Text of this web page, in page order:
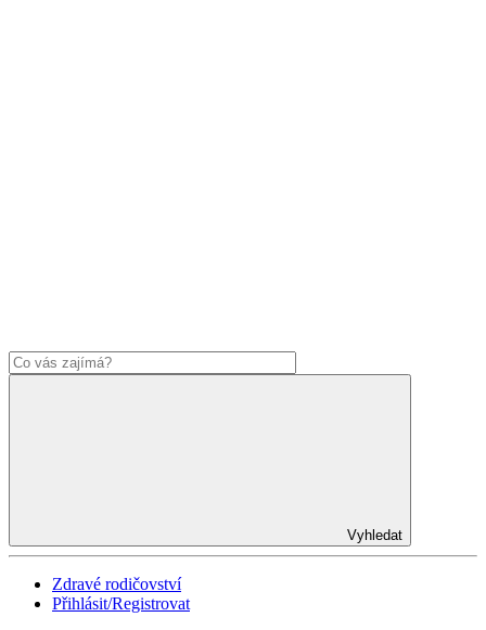
Vyhledat
Zdravé rodičovství
Přihlásit/Registrovat